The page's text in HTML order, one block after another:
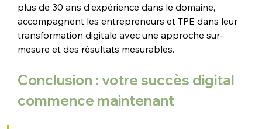
plus de 30 ans d'expérience dans le domaine,
accompagnent les entrepreneurs et TPE dans leur
transformation digitale avec une approche sur-
mesure et des résultats mesurables.
Conclusion : votre succès digital
commence maintenant